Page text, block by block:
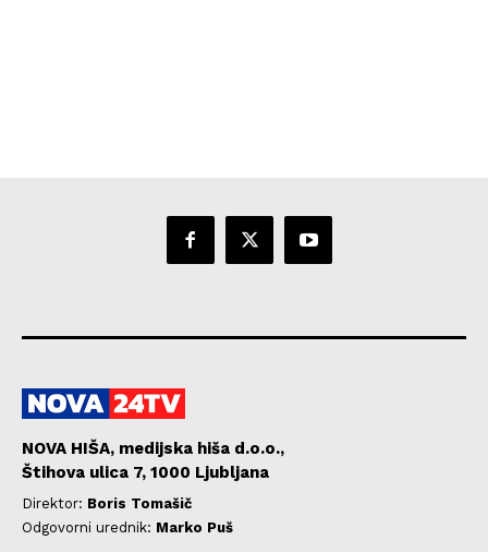
NOVA HIŠA, medijska hiša d.o.o.,
Štihova ulica 7, 1000 Ljubljana
Direktor: Boris Tomašič
Odgovorni urednik: Marko Puš